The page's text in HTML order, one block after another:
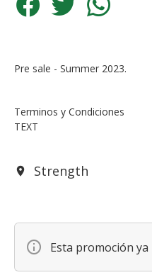
Pre sale - Summer 2023.
Terminos y Condiciones
TEXT
Strength
Esta promoción